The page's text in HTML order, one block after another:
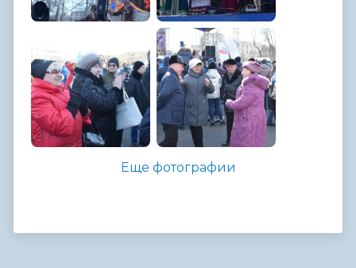
Еще фотографии